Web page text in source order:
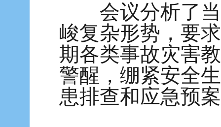
会议分析了当
峻复杂形势，要
期各类事故灾害
警醒，绷紧安全
患排查和应急预